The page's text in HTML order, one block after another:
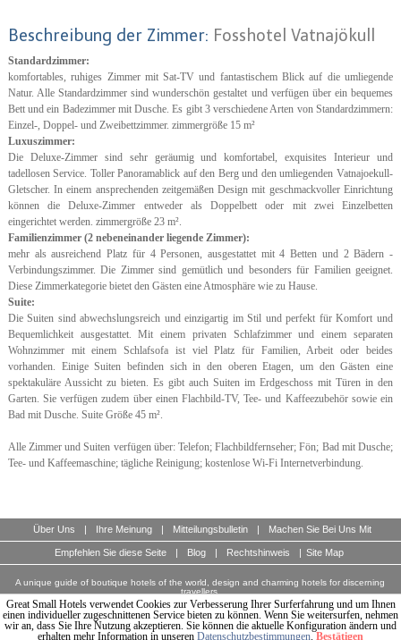
Beschreibung der Zimmer: Fosshotel Vatnajökull
Standardzimmer:
komfortables, ruhiges Zimmer mit Sat-TV und fantastischem Blick auf die umliegende
Natur. Alle Standardzimmer sind wunderschön gestaltet und verfügen über ein bequemes
Bett und ein Badezimmer mit Dusche. Es gibt 3 verschiedene Arten von Standardzimmern:
Einzel-, Doppel- und Zweibettzimmer. zimmergröße 15 m²
Luxuszimmer:
Die Deluxe-Zimmer sind sehr geräumig und komfortabel, exquisites Interieur und
tadellosen Service. Toller Panoramablick auf den Berg und den umliegenden Vatnajoekull-
Gletscher. In einem ansprechenden zeitgemäßen Design mit geschmackvoller Einrichtung
können die Deluxe-Zimmer entweder als Doppelbett oder mit zwei Einzelbetten
eingerichtet werden. zimmergröße 23 m².
Familienzimmer (2 nebeneinander liegende Zimmer):
mehr als ausreichend Platz für 4 Personen, ausgestattet mit 4 Betten und 2 Bädern -
Verbindungszimmer. Die Zimmer sind gemütlich und besonders für Familien geeignet.
Diese Zimmerkategorie bietet den Gästen eine Atmosphäre wie zu Hause.
Suite:
Die Suiten sind abwechslungsreich und einzigartig im Stil und perfekt für Komfort und
Bequemlichkeit ausgestattet. Mit einem privaten Schlafzimmer und einem separaten
Wohnzimmer mit einem Schlafsofa ist viel Platz für Familien, Arbeit oder beides
vorhanden. Einige Suiten befinden sich in den oberen Etagen, um den Gästen eine
spektakuläre Aussicht zu bieten. Es gibt auch Suiten im Erdgeschoss mit Türen in den
Garten. Sie verfügen zudem über einen Flachbild-TV, Tee- und Kaffeezubehör sowie ein
Bad mit Dusche. Suite Größe 45 m².
Alle Zimmer und Suiten verfügen über: Telefon; Flachbildfernseher; Fön; Bad mit Dusche;
Tee- und Kaffeemaschine; tägliche Reinigung; kostenlose Wi-Fi Internetverbindung.
Über Uns | Ihre Meinung | Mitteilungsbulletin | Machen Sie Bei Uns Mit
Empfehlen Sie diese Seite | Blog | Rechtshinweis | Site Map
A unique guide of boutique hotels of the world, design and charming hotels for discerning
travellers.
© Copyright 2003 - 2026 World Travellers On Line S.L.
Great Small Hotels verwendet Cookies zur Verbesserung Ihrer Surferfahrung und um Ihnen
einen individueller zugeschnittenen Service bieten zu können. Wenn Sie weitersurfen, nehmen
wir an, dass Sie Ihre Nutzung akzeptieren. Sie können die aktuelle Konfiguration ändern und
erhalten mehr Information in unseren Datenschutzbestimmungen. Bestätigen